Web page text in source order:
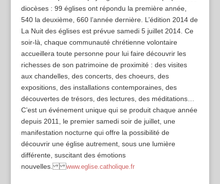
diocèses : 99 églises ont répondu la première année,
540 la deuxième, 660 l’année dernière. L’édition 2014 de
La Nuit des églises est prévue samedi 5 juillet 2014. Ce
soir-là, chaque communauté chrétienne volontaire
accueillera toute personne pour lui faire découvrir les
richesses de son patrimoine de proximité : des visites
aux chandelles, des concerts, des choeurs, des
expositions, des installations contemporaines, des
découvertes de trésors, des lectures, des méditations…
C’est un événement unique qui se produit chaque année
depuis 2011, le premier samedi soir de juillet, une
manifestation nocturne qui offre la possibilité de
découvrir une église autrement, sous une lumière
différente, suscitant des émotions
nouvelles.www.eglise.catholique.fr